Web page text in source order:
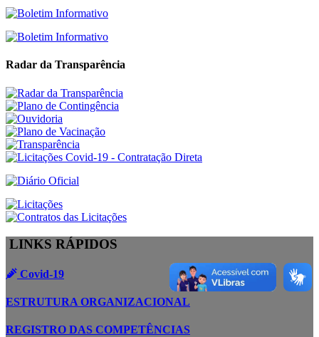
Radar da Transparência
LINKS RÁPIDOS
Covid-19
ESTRUTURA ORGANIZACIONAL
REGISTRO DAS COMPETÊNCIAS